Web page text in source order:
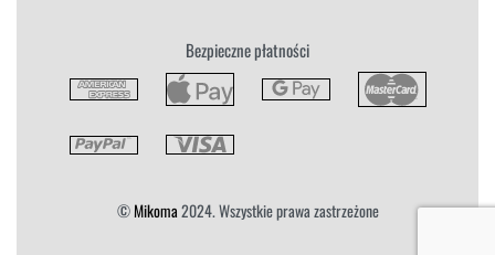
Płatność i Dostawa
Bezpieczne płatności
©Mikoma2024. Wszystkie prawa zastrzeżone